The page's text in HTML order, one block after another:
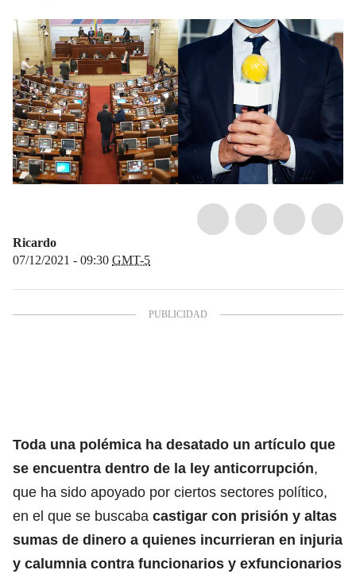
Ricardo
07/12/2021 - 09:30 GMT-5
Toda una polémica ha desatado un artículo que
se encuentra dentro de la ley anticorrupción,
que ha sido apoyado por ciertos sectores político,
en el que se buscaba castigar con prisión y altas
sumas de dinero a quienes incurrieran en injuria
y calumnia contra funcionarios y exfuncionarios